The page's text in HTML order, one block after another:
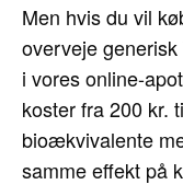
Men hvis du vil
overveje
i vores online-
koster fra 200 kr.
bioækvivalente
samme effekt på